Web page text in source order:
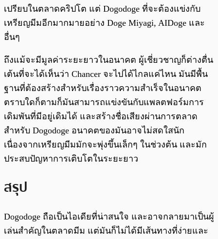
เปรียบในตลาดคริปโต แต่ Dogodoge ที่จะต้องแข่งกับ
เหรียญมีมอีกมากมายอย่าง Doge Miyagi, AIDoge และ
อื่นๆ
ถึงแม้จะมีมูลค่าระยะยาวในอนาคต ผู้เชี่ยวชาญก็ต่างตื่น
เต้นที่จะได้เห็นว่า Chancer จะไปได้ไกลแค่ไหน มันมีพื้น
ฐานที่ต้องสร้างสำหรับเรื่องราวความสำเร็จในอนาคต
ตราบใดก็ตามก็มันสามารถแข่งขันกับแพลตฟอร์มการ
เดิมพันที่มีอยู่เดิมได้ และสร้างชื่อเสียงผ่านการตลาด
สำหรับ Dogodoge อนาคตของมันอาจไม่สดใสนัก
เนื่องจากเหรียญมีมมักจะพุ่งขึ้นเล็กๆ ในช่วงต้น และมัก
ประสบปัญหาการเติบโตในระยะยาว
สรุป
Dogodoge ถือเป็นไอเดียที่น่าสนใจ และอาจกลายมาเป็นผู้
เล่นสำคัญในตลาดมีม แต่มันก็ไม่ได้มีเส้นทางที่ง่ายและ